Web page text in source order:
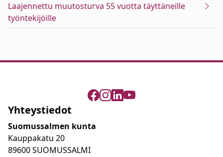
Laajennettu muutosturva 55 vuotta täyttäneille
työntekijöille
Yhteystiedot
Suomussalmen kunta
Kauppakatu 20
89600 SUOMUSSALMI